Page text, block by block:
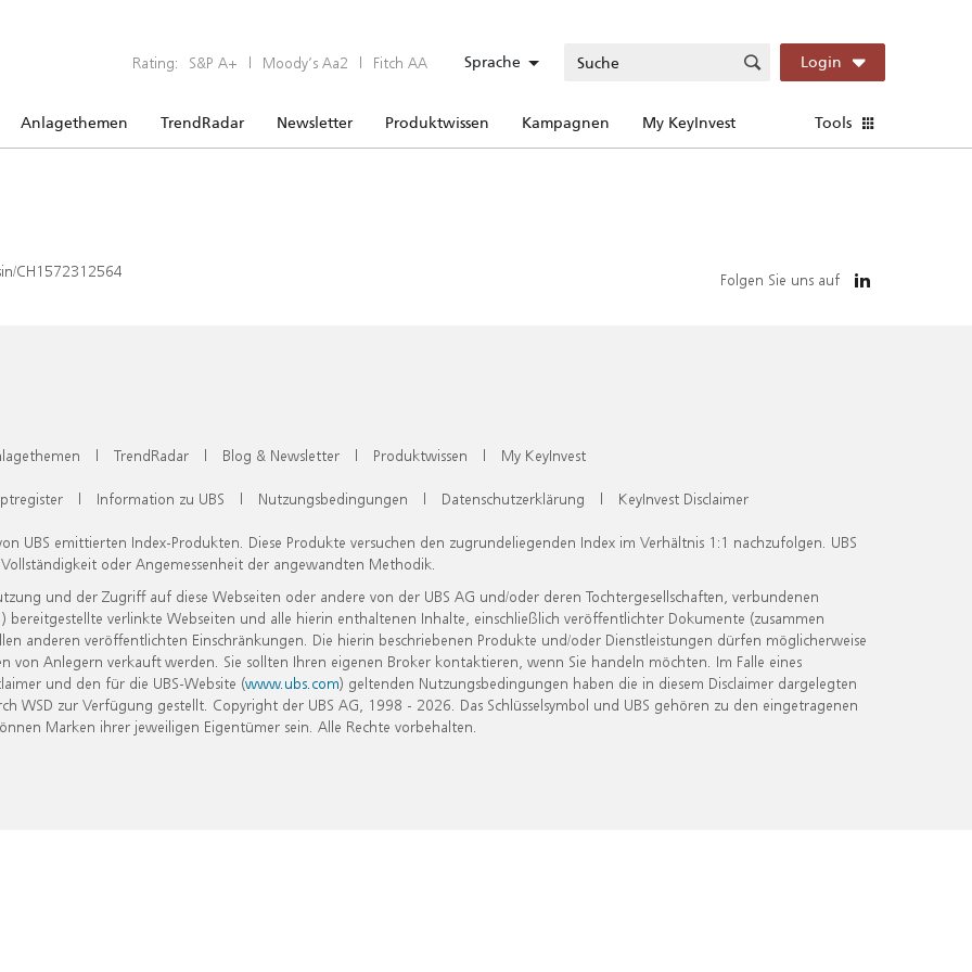
Rating: S&P A+ | Moody’s Aa2 | Fitch AA Sprache Login
Anlagethemen TrendRadar Newsletter Produktwissen Kampagnen My KeyInvest Tools
CH1572312564 Folgen Sie uns auf
| TrendRadar | Blog & Newsletter | Produktwissen | My KeyInvest
| Information zu UBS | Nutzungsbedingungen | Datenschutzerklärung | KeyInvest Disclaimer
UBS emittierten Index-Produkten. Diese Produkte versuchen den zugrundeliegenden Index im Verhältnis 1:1 nachzufolgen. UBS
oder Angemessenheit der angewandten Methodik.
und der Zugriff auf diese Webseiten oder andere von der UBS AG und/oder deren Tochtergesellschaften, verbundenen
verlinkte Webseiten und alle hierin enthaltenen Inhalte, einschließlich veröffentlichter Dokumente (zusammen
anderen veröffentlichten Einschränkungen. Die hierin beschriebenen Produkte und/oder Dienstleistungen dürfen möglicherweise
Anlegern verkauft werden. Sie sollten Ihren eigenen Broker kontaktieren, wenn Sie handeln möchten. Im Falle eines
und den für die UBS-Website (www.ubs.com) geltenden Nutzungsbedingungen haben die in diesem Disclaimer dargelegten
zur Verfügung gestellt. Copyright der UBS AG, 1998 - 2026. Das Schlüsselsymbol und UBS gehören zu den eingetragenen
Marken ihrer jeweiligen Eigentümer sein. Alle Rechte vorbehalten.